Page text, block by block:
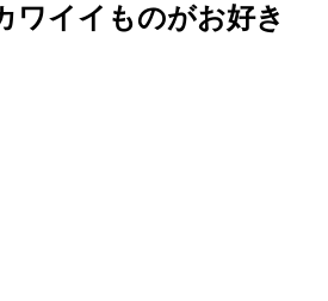
ワイイものがお好き